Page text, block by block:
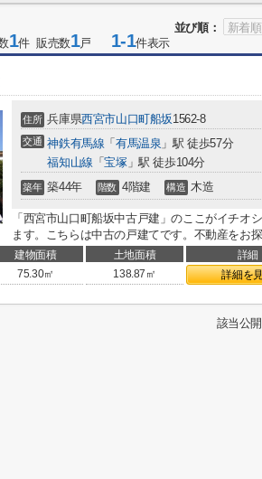
並び順：
1件 販売数1戸 1-1件表示
住所 兵庫県西宮市山口町船坂1562-8
交通 神鉄有馬線 「 有馬温泉 」駅 徒歩57分
福知山線 「宝塚」駅 徒歩104分
築年 築44年 階数 4階建 構造 木造
「西宮市山口町船坂中古戸建」のここがイチオ
ます。こちらは中古の戸建てです。不動産をお
建物面積 土地面積 詳細
75.30㎡ 138.87㎡ 詳細を
該当公